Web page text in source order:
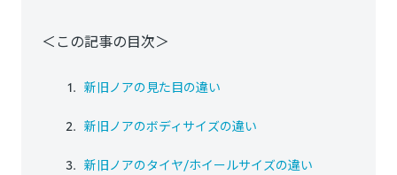
＜この記事の目次＞
新旧ノアの見た目の違い
新旧ノアのボディサイズの違い
新旧ノアのタイヤ/ホイールサイズの違い